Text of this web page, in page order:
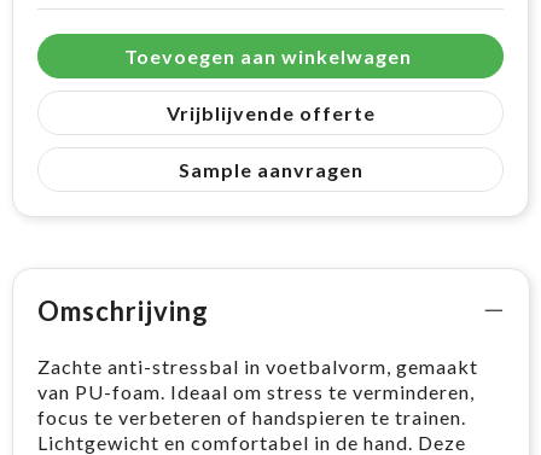
Toevoegen aan winkelwagen
Vrijblijvende offerte
Sample aanvragen
Omschrijving
Zachte anti-stressbal in voetbalvorm, gemaakt
van PU-foam. Ideaal om stress te verminderen,
focus te verbeteren of handspieren te trainen.
Lichtgewicht en comfortabel in de hand. Deze